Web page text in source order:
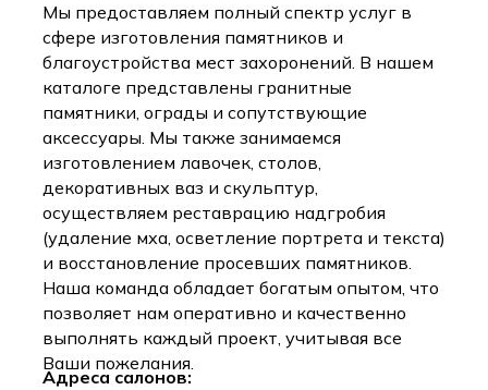
Мы предоставляем полный спектр услуг в
сфере изготовления памятников и
благоустройства мест захоронений. В нашем
каталоге представлены гранитные
памятники, ограды и сопутствующие
аксессуары. Мы также занимаемся
изготовлением лавочек, столов,
декоративных ваз и скульптур,
осуществляем реставрацию надгробия
(удаление мха, осветление портрета и текста)
и восстановление просевших памятников.
Наша команда обладает богатым опытом, что
позволяет нам оперативно и качественно
выполнять каждый проект, учитывая все
Ваши пожелания.
Адреса салонов: